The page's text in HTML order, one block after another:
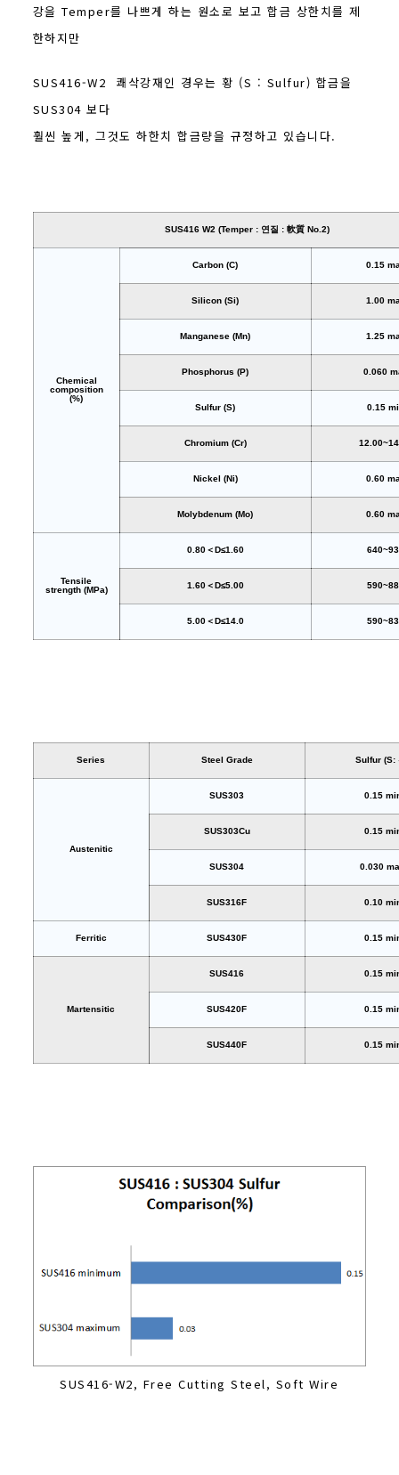
강을 Temper를 나쁘게 하는 원소로 보고 합금 상한치를 제
한하지만
SUS416-W2 쾌삭강재인 경우는 황 (S : Sulfur) 합금을
SUS304 보다
훨씬 높게, 그것도 하한치 합금량을 규정하고 있습니다.
SUS416 W2 (Temper : 연질 : 軟質 No.2)
Chemical
composition
(%)
Carbon (C) 0.15
Silicon (Si) 1.00
Manganese (Mn) 1.25
Phosphorus (P) 0.060
Sulfur (S) 0.15
Chromium (Cr)
Nickel (Ni) 0.60
Molybdenum (Mo) 0.60
Tensile
strength (MPa)
0.80＜D≤1.60
1.60＜D≤5.00
5.00＜D≤14.0
Series Steel Grade Sulfur (S:
Austenitic
SUS303 0.15
SUS303Cu 0.15
SUS304 0.030
SUS316F 0.10
Ferritic SUS430F 0.15
Martensitic
SUS416 0.15
SUS420F 0.15
SUS440F 0.15
SUS416-W2, Free Cutting Steel, Soft Wire